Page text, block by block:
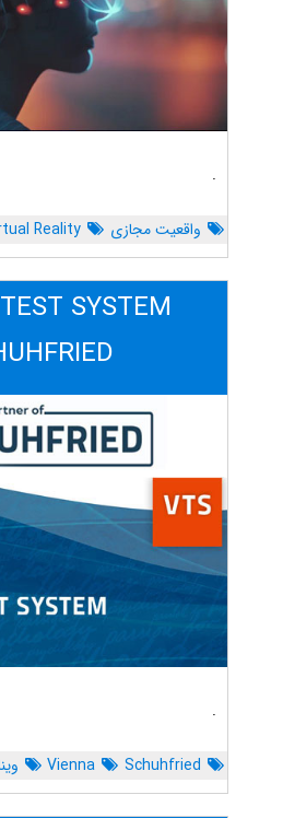
.
واقعیت مجازی Reality
SYSTEM
.
Schuhfried
Vienna